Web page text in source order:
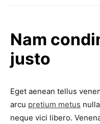
Nam
justo
Eget aenean tellus
arcu pretium metus
neque vici libero.